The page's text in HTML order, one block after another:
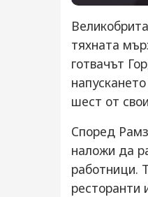
тяхната
готвачът
шест от
Според
наложи да
работници.
ресторанти